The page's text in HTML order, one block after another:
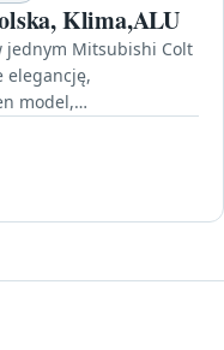
Klima,ALU
jednym Mitsubishi Colt
elegancję,
model,…